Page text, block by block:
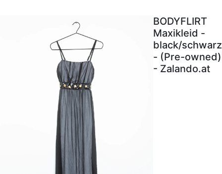
BODYFLIRT
Maxikleid -
black/schwarz
- (Pre-owned)
- Zalando.at